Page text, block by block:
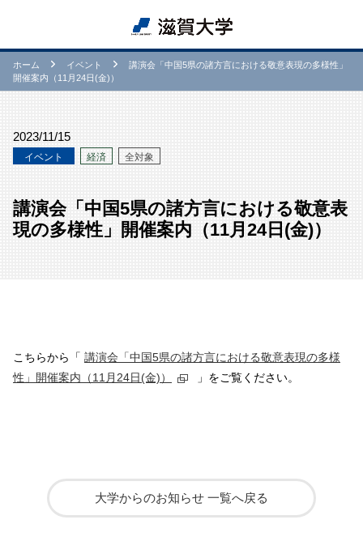
ホーム イベント
講演会「中国5県の諸方言における敬意表現の多様性」
開催案内（11月24日(金)）
2023/11/15
イベント 経済 全対象
講演会「中国5県の諸方言における敬意表
現の多様性」開催案内（11月24日(金)）
こちらから「 講演会「中国5県の諸方言における敬意表現の多様
性」開催案内（11月24日(金)）
」をご覧ください。
大学からのお知らせ 一覧へ戻る